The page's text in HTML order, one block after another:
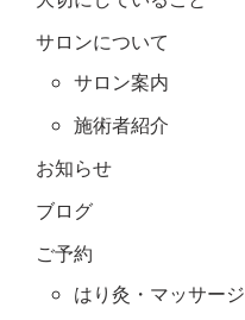
サロンについて
サロン案内
施術者紹介
お知らせ
ブログ
ご予約
はり灸・マッサージ